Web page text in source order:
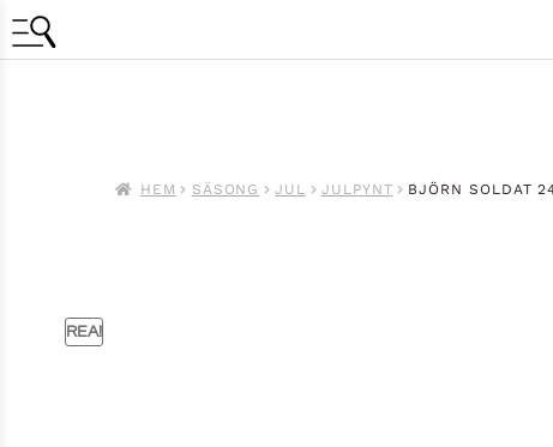
HEM SÄSONG JUL JULPYNT BJÖRN SOLDAT
REA!